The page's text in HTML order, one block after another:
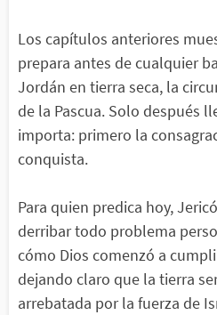
Los capítulos anteriores
prepara antes de cualquier
Jordán en tierra seca, la
de la Pascua. Solo después
importa: primero la
conquista.
Para quien predica hoy,
derribar todo problema
cómo Dios comenzó a
dejando claro que la tierra
arrebatada por la fuerza de